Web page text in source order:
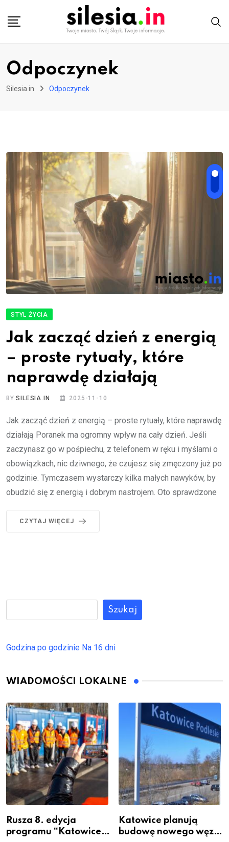
Odpoczynek
Silesia.in Odpoczynek
STYL ŻYCIA
Jak zacząć dzień z energią
– proste rytuały, które
naprawdę działają
BYSILESIA.IN 2025-11-10
Jak zacząć dzień z energią – proste rytuały, które naprawdę
działają Poranek ma ogromny wpływ na cały dzień. Jeśli
zaczynasz go w pośpiechu, z telefonem w ręku i myślami o
obowiązkach, nic dziwnego, że czujesz się zmęczony już po
godzinie. Tymczasem wystarczy kilka małych nawyków, by
obudzić się z energią i dobrym nastrojem. Oto sprawdzone
CZYTAJ WIĘCEJ
Szukaj
Godzina po godzinie Na 16 dni
WIADOMOŚCI LOKALNE
Rusza 8. edycja
programu “Katowice
Katowice planują
budowę nowego węzła